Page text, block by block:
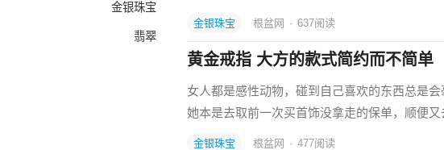
金银珠宝
翡翠
金银珠宝 根盆网 · 637阅读
黄金戒指 大方的款式简约而不简单
女人都是感性动物，碰到自己喜欢的东西总是
她本是去取前一次买首饰没拿走的保单，顺便
金银珠宝 根盆网 · 477阅读